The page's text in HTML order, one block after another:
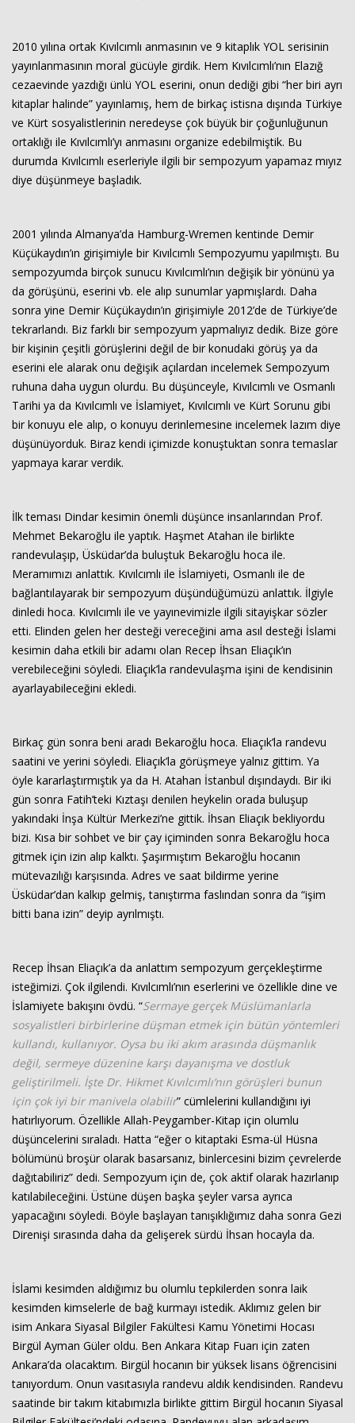
2010 yılına ortak Kıvılcımlı anmasının ve 9 kitaplık YOL serisinin
yayınlanmasının moral gücüyle girdik. Hem Kıvılcımlı’nın Elazığ
cezaevinde yazdığı ünlü YOL eserini, onun dediği gibi “her biri ayrı
kitaplar halinde” yayınlamış, hem de birkaç istisna dışında Türkiye
ve Kürt sosyalistlerinin neredeyse çok büyük bir çoğunluğunun
ortaklığı ile Kıvılcımlı’yı anmasını organize edebilmiştik. Bu
durumda Kıvılcımlı eserleriyle ilgili bir sempozyum yapamaz mıyız
diye düşünmeye başladık.
2001 yılında Almanya’da Hamburg-Wremen kentinde Demir
Küçükaydın’ın girişimiyle bir Kıvılcımlı Sempozyumu yapılmıştı. Bu
sempozyumda birçok sunucu Kıvılcımlı’nın değişik bir yönünü ya
da görüşünü, eserini vb. ele alıp sunumlar yapmışlardı. Daha
sonra yine Demir Küçükaydın’ın girişimiyle 2012’de de Türkiye’de
tekrarlandı. Biz farklı bir sempozyum yapmalıyız dedik. Bize göre
bir kişinin çeşitli görüşlerini değil de bir konudaki görüş ya da
eserini ele alarak onu değişik açılardan incelemek Sempozyum
ruhuna daha uygun olurdu. Bu düşünceyle, Kıvılcımlı ve Osmanlı
Tarihi ya da Kıvılcımlı ve İslamiyet, Kıvılcımlı ve Kürt Sorunu gibi
bir konuyu ele alıp, o konuyu derinlemesine incelemek lazım diye
düşünüyorduk. Biraz kendi içimizde konuştuktan sonra temaslar
yapmaya karar verdik.
İlk teması Dindar kesimin önemli düşünce insanlarından Prof.
Mehmet Bekaroğlu ile yaptık. Haşmet Atahan ile birlikte
randevulaşıp, Üsküdar’da buluştuk Bekaroğlu hoca ile.
Meramımızı anlattık. Kıvılcımlı ile İslamiyeti, Osmanlı ile de
bağlantılayarak bir sempozyum düşündüğümüzü anlattık. İlgiyle
dinledi hoca. Kıvılcımlı ile ve yayınevimizle ilgili sitayişkar sözler
etti. Elinden gelen her desteği vereceğini ama asıl desteği İslami
kesimin daha etkili bir adamı olan Recep İhsan Eliaçık’ın
verebileceğini söyledi. Eliaçık’la randevulaşma işini de kendisinin
ayarlayabileceğini ekledi.
Birkaç gün sonra beni aradı Bekaroğlu hoca. Eliaçık’la randevu
saatini ve yerini söyledi. Eliaçık’la görüşmeye yalnız gittim. Ya
öyle kararlaştırmıştık ya da H. Atahan İstanbul dışındaydı. Bir iki
gün sonra Fatih’teki Kıztaşı denilen heykelin orada buluşup
yakındaki İnşa Kültür Merkezi’ne gittik. İhsan Eliaçık bekliyordu
bizi. Kısa bir sohbet ve bir çay içiminden sonra Bekaroğlu hoca
gitmek için izin alıp kalktı. Şaşırmıştım Bekaroğlu hocanın
mütevazılığı karşısında. Adres ve saat bildirme yerine
Üsküdar’dan kalkıp gelmiş, tanıştırma faslından sonra da “işim
bitti bana izin” deyip ayrılmıştı.
Recep İhsan Eliaçık’a da anlattım sempozyum gerçekleştirme
isteğimizi. Çok ilgilendi. Kıvılcımlı’nın eserlerini ve özellikle dine ve
İslamiyete bakışını övdü. “Sermaye gerçek Müslümanlarla
sosyalistleri birbirlerine düşman etmek için bütün yöntemleri
kullandı, kullanıyor. Oysa bu iki akım arasında düşmanlık
değil, sermeye düzenine karşı dayanışma ve dostluk
geliştirilmeli. İşte Dr. Hikmet Kıvılcımlı’nın görüşleri bunun
için çok iyi bir manivela olabilir” cümlelerini kullandığını iyi
hatırlıyorum. Özellikle Allah-Peygamber-Kitap için olumlu
düşüncelerini sıraladı. Hatta “eğer o kitaptaki Esma-ül Hüsna
bölümünü broşür olarak basarsanız, binlercesini bizim çevrelerde
dağıtabiliriz” dedi. Sempozyum için de, çok aktif olarak hazırlanıp
katılabileceğini. Üstüne düşen başka şeyler varsa ayrıca
yapacağını söyledi. Böyle başlayan tanışıklığımız daha sonra Gezi
Direnişi sırasında daha da gelişerek sürdü İhsan hocayla da.
İslami kesimden aldığımız bu olumlu tepkilerden sonra laik
kesimden kimselerle de bağ kurmayı istedik. Aklımız gelen bir
isim Ankara Siyasal Bilgiler Fakültesi Kamu Yönetimi Hocası
Birgül Ayman Güler oldu. Ben Ankara Kitap Fuarı için zaten
Ankara’da olacaktım. Birgül hocanın bir yüksek lisans öğrencisini
tanıyordum. Onun vasıtasıyla randevu aldık kendisinden. Randevu
saatinde bir takım kitabımızla birlikte gittim Birgül hocanın Siyasal
Haberin Doğru Adresi.